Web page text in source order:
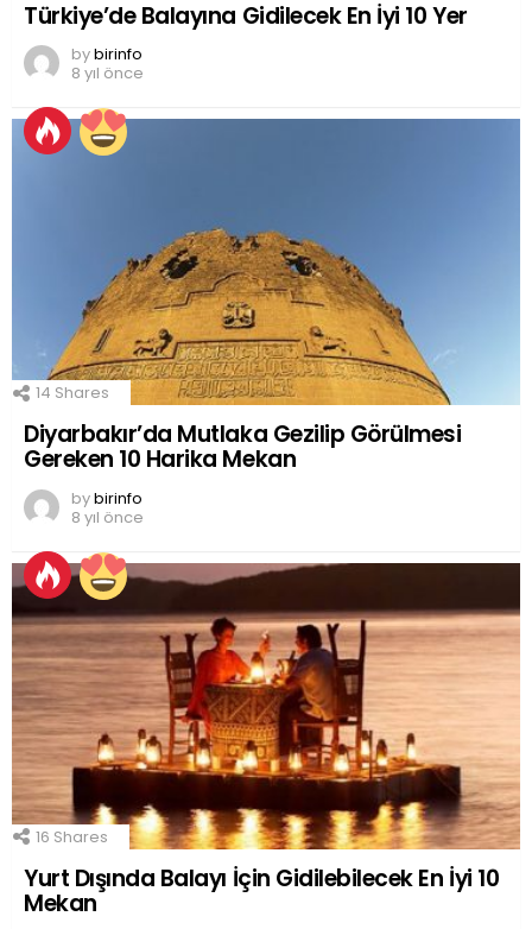
Türkiye’de Balayına Gidilecek En İyi 10 Yer
bybirinfo
8 yıl önce
14 Shares
Diyarbakır’da Mutlaka Gezilip Görülmesi
Gereken 10 Harika Mekan
bybirinfo
8 yıl önce
16 Shares
Yurt Dışında Balayı İçin Gidilebilecek En İyi 10
Mekan